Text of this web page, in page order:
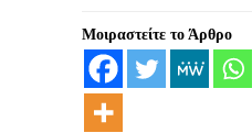
Μοιραστείτε το Άρθρο